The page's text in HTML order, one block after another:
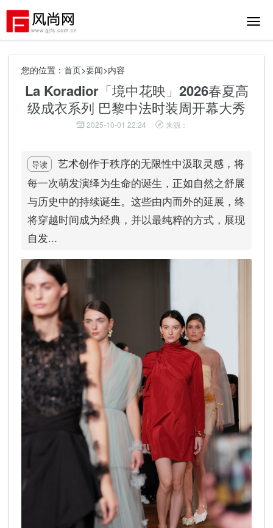
切
您的位置： 首页>要闻>内容
La Koradior「境中花映」2026春夏高
级成衣系列 巴黎中法时装周开幕大秀
2025-10-01 22:24 来源：
导读
艺术创作于秩序的无限性中汲取灵感，将
每一次萌发演绎为生命的诞生，正如自然之舒展
与历史中的持续诞生。这些由内而外的延展，终
将穿越时间成为经典，并以最纯粹的方式，展现
自发...